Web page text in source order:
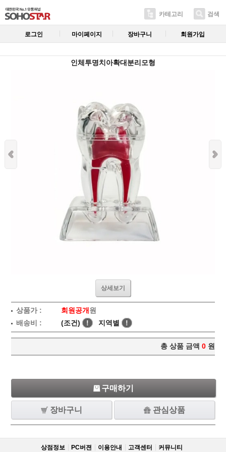
카테고리 검색
로그인 마이페이지 장바구니 회원가입
인체투명치아확대분리모형
상세보기
상품가 : 회원공개원
배송비 :
(조건) ! 지역별 !
총 상품 금액 0 원
구매하기
장바구니 관심상품
상점정보 PC버젼 이용안내 고객센터 커뮤니티